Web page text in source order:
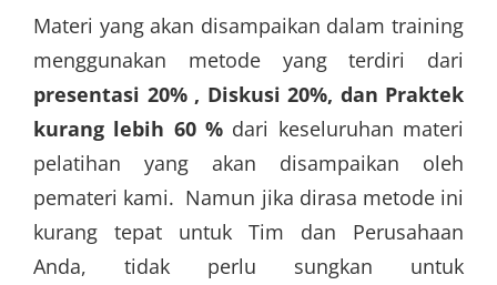
Materi yang akan disampaikan dalam training
menggunakan metode yang terdiri dari
presentasi 20% , Diskusi 20%, dan Praktek
kurang lebih 60 % dari keseluruhan materi
pelatihan yang akan disampaikan oleh
pemateri kami. Namun jika dirasa metode ini
kurang tepat untuk Tim dan Perusahaan
Anda, tidak perlu sungkan untuk